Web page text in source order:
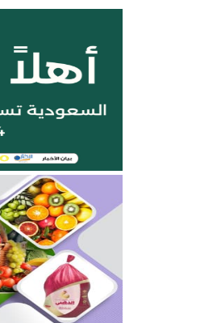
06/08/2026
05/08/2026
05/08/2026
04/08/2026
04/08/2026